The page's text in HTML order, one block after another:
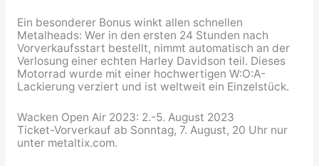
Ein besonderer Bonus winkt allen schnellen
Metalheads: Wer in den ersten 24 Stunden nach
Vorverkaufsstart bestellt, nimmt automatisch an der
Verlosung einer echten Harley Davidson teil. Dieses
Motorrad wurde mit einer hochwertigen W:O:A-
Lackierung verziert und ist weltweit ein Einzelstück.
Wacken Open Air 2023: 2.-5. August 2023
Ticket-Vorverkauf ab Sonntag, 7. August, 20 Uhr nur
unter metaltix.com.